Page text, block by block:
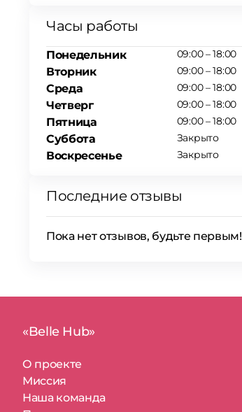
Часы работы
Понедельник
Вторник
Среда
Четверг
Пятница
Суббота
Воскресенье
09:00 – 18:00
09:00 – 18:00
09:00 – 18:00
09:00 – 18:00
09:00 – 18:00
Закрыто
Закрыто
Последние отзывы
Пока нет отзывов, будьте первым!
«Belle Hub»
О проекте
Миссия
Наша команда